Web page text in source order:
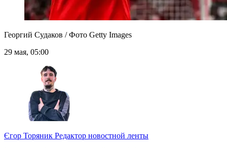
Георгий Судаков / Фото Getty Images
29 мая, 05:00
Єгор Торяник Редактор новостной ленты